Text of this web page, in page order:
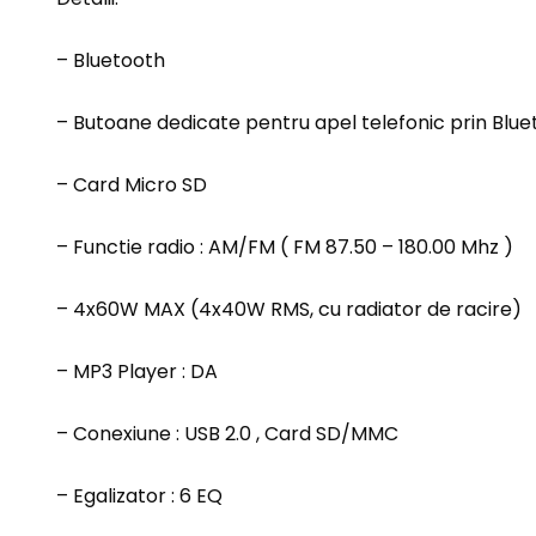
– Bluetooth
– Butoane dedicate pentru apel telefonic prin
– Card Micro SD
– Functie radio : AM/FM ( FM 87.50 – 180.00 Mhz )
– 4x60W MAX (4x40W RMS, cu radiator de racire)
– MP3 Player : DA
– Conexiune : USB 2.0 , Card SD/MMC
– Egalizator : 6 EQ